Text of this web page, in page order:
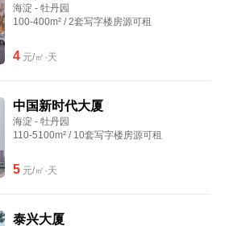
海淀 - 牡丹园
100-400m² / 2套写字楼房源可租
4元/㎡·天
中国新时代大厦
海淀 - 牡丹园
110-5100m² / 10套写字楼房源可租
5元/㎡·天
泰兴大厦